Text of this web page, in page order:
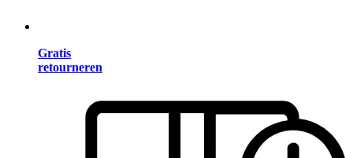
Gratis
retourneren